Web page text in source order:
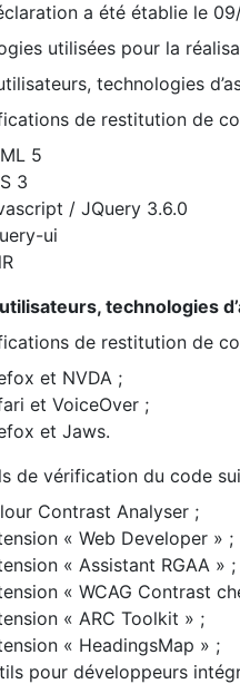
a été établie le
utilisées pour la
technologies
de restitution de
5
3
/ JQuery 3.6.0
ui
technologies
de restitution de
et NVDA ;
et VoiceOver ;
et Jaws.
de vérification du code
Contrast Analyser ;
« Web Developer » ;
« Assistant RGAA » ;
« WCAG Contrast
« ARC Toolkit » ;
« HeadingsMap » ;
pour développeurs